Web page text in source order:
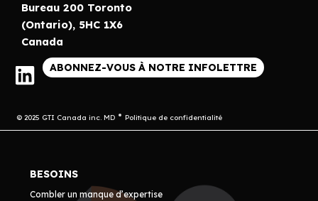
Bureau 200 Toronto
(Ontario), 5HC 1X6
Canada
ABONNEZ-VOUS À NOTRE INFOLETTRE
© 2025 GTI Canada inc. MD Politique de confidentialité
BESOINS
Combler un manque d’expertise